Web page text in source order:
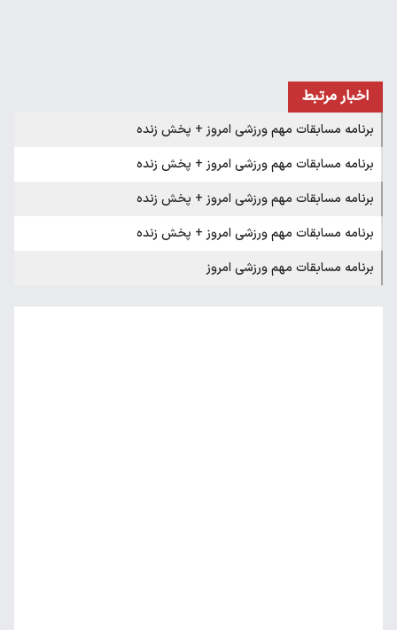
اخبار مرتبط
برنامه مسابقات مهم ورزشی امروز + پخش زنده
برنامه مسابقات مهم ورزشی امروز + پخش زنده
برنامه مسابقات مهم ورزشی امروز + پخش زنده
برنامه مسابقات مهم ورزشی امروز + پخش زنده
برنامه مسابقات مهم ورزشی امروز